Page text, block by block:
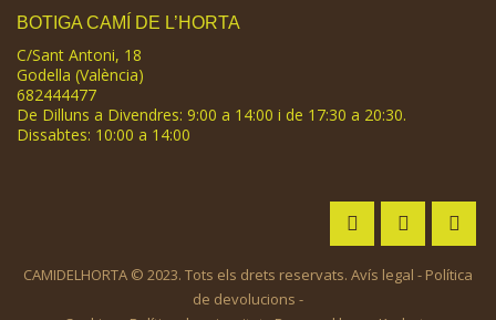
BOTIGA CAMÍ DE L’HORTA
C/Sant Antoni, 18
Godella (València)
682444477
De Dilluns a Divendres: 9:00 a 14:00 i de 17:30 a 20:30.
Dissabtes: 10:00 a 14:00
CAMIDELHORTA © 2023. Tots els drets reservats. Avís legal - Política
de devolucions -